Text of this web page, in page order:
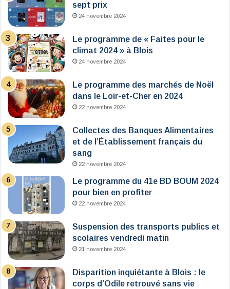
sept prix
24 novembre 2024
Le programme de « Faites pour le
climat 2024 » à Blois
24 novembre 2024
Le programme des marchés de Noël
dans le Loir-et-Cher en 2024
22 novembre 2024
Collectes des Banques Alimentaires
et de l’Établissement français du
sang
22 novembre 2024
Le programme du 41e BD BOUM 2024
pour bien en profiter
22 novembre 2024
Suspension des transports publics et
scolaires vendredi matin
21 novembre 2024
Disparition inquiétante à Blois : le
corps d’Odile retrouvé sans vie